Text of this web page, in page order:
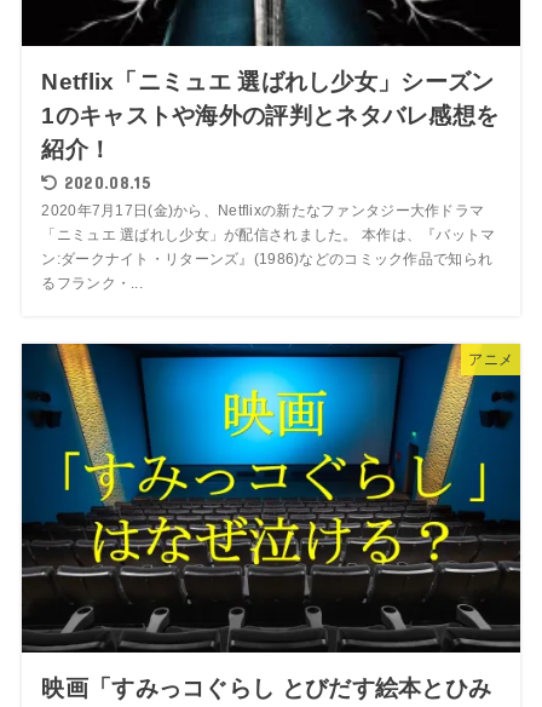
Netflix「ニミュエ 選ばれし少女」シーズン
1のキャストや海外の評判とネタバレ感想を
紹介！
2020.08.15
2020年7月17日(金)から、Netflixの新たなファンタジー大作ドラマ
「ニミュエ 選ばれし少女」が配信されました。 本作は、『バットマ
ン:ダークナイト・リターンズ』(1986)などのコミック作品で知られ
るフランク・...
アニメ
映画「すみっコぐらし とびだす絵本とひみ